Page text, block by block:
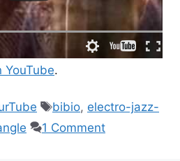
YouTube.
Tags
bibio, electro-jazz-
1 Comment